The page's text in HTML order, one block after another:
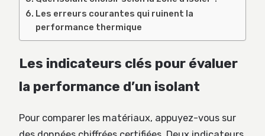
Les erreurs courantes qui ruinent la
performance thermique
Les indicateurs clés pour évaluer
la performance d’un isolant
Pour comparer les matériaux, appuyez-vous sur